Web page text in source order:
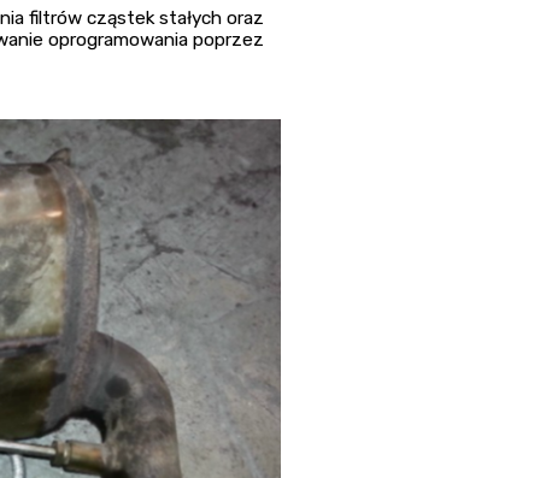
filtrów cząstek stałych oraz
oprogramowania poprzez